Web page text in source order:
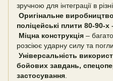
зручною для інтеграції в
Оригінальне виробництво
поліцейські плити 80-90-х
Міцна конструкція –
розсіює ударну силу та
Універсальність
бойових завдань,
застосування